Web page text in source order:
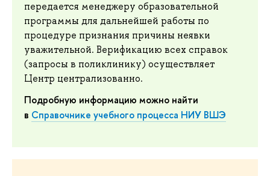
передается менеджеру образовательной
программы для дальнейшей работы по
процедуре признания причины неявки
уважительной. Верификацию всех справок
(запросы в поликлинику) осуществляет
Центр централизованно.
Подробную информацию можно найти
в Справочнике учебного процесса НИУ ВШЭ